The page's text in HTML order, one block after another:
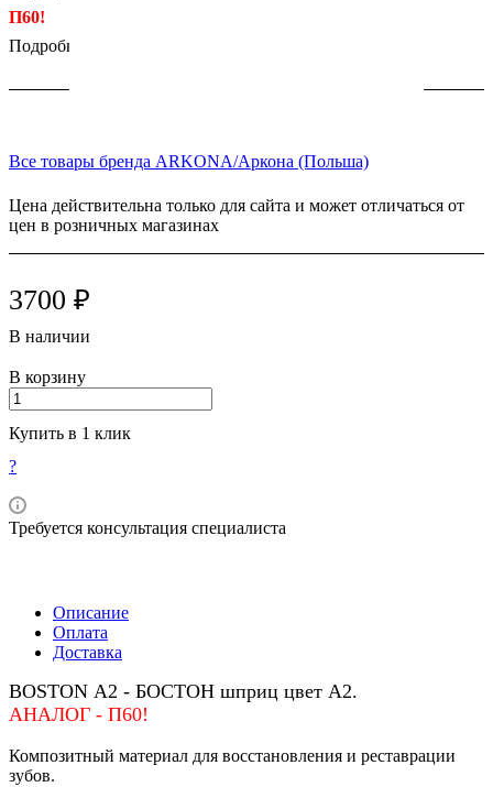
П60!
Подробности
Все товары бренда ARKONA/Аркона (Польша)
Цена действительна только для сайта и может отличаться от
цен в розничных магазинах
3700 ₽
В наличии
В корзину
Купить в 1 клик
?
Требуется консультация специалиста
Описание
Оплата
Доставка
BOSTON А2 - БОСТОН шприц цвет А2.
АНАЛОГ - П60!
Композитный материал для восстановления и реставрации
зубов.